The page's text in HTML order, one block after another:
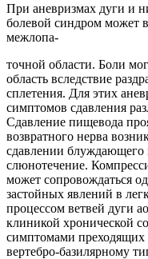
При аневризмах дуги и
болевой синдром может
межлопа-
точной области. Боли
область вследствие
сплетения. Для этих
симптомов сдавления
Сдавление пищевода
возвратного нерва
сдавлении
слюнотечение.
может сопровождаться
застойных явлений в
процессом ветвей дуги
клиникой хронической
симптомами
вертебро-базилярному